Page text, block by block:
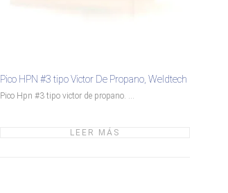
Pico HPN #3 tipo Victor De Propano, Weldtech
Pico Hpn #3 tipo victor de propano. ...
LEER MÁS